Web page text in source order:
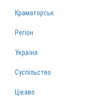
Краматорськ
Регіон
Україна
Суспільство
Цікаво